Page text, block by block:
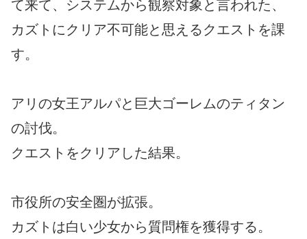
て来て、システムから観察対象と言われた、
カズトにクリア不可能と思えるクエストを課
す。
アリの女王アルパと巨大ゴーレムのティタン
の討伐。
クエストをクリアした結果。
市役所の安全圏が拡張。
カズトは白い少女から質問権を獲得する。